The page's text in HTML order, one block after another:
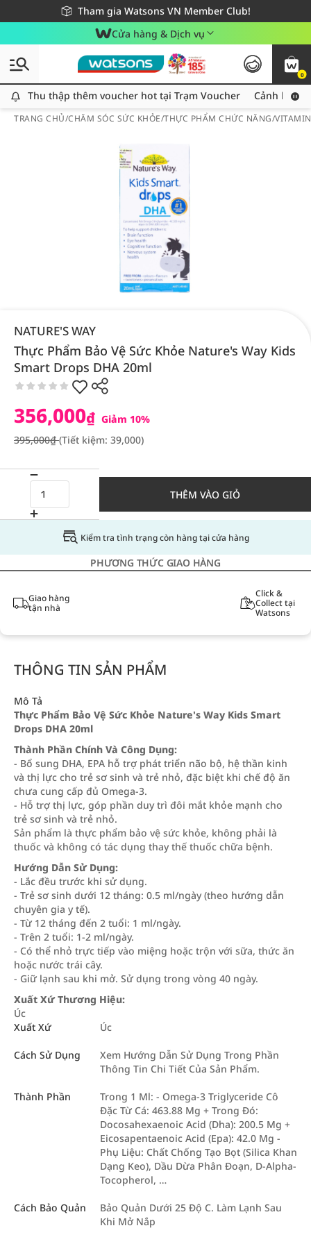
Tham gia Watsons VN Member Club!
Miễn phí giao hàng cho đơn hàng từ 249,000Đ
Giao hàng nhanh 24h - Áp dụng khu vực TP. Hồ Chí Minh
Cửa hàng & Dịch vụ
0
Thu thập thêm voucher hot tại Trạm Voucher
Thu thập thêm voucher hot tại Trạm Voucher Cảnh báo
TRANG CHỦ/CHĂM SÓC SỨC KHỎE/THỰC PHẨM CHỨC NĂNG/
NATURE'S WAY
Thực Phẩm Bảo Vệ Sức Khỏe Nature's Way Kids
Smart Drops DHA 20ml
356,000₫ Giảm 10%
395,000₫(Tiết kiệm: 39,000)
THÊM VÀO GIỎ
Kiểm tra tình trạng còn hàng tại cửa hàng
PHƯƠNG THỨC GIAO HÀNG
Giao hàng
tận nhà
Click &
Collect tại
Watsons
THÔNG TIN SẢN PHẨM
Mô Tả
Thực Phẩm Bảo Vệ Sức Khỏe Nature's Way Kids Smart
Drops DHA 20ml
Thành Phần Chính Và Công Dụng:
- Bổ sung DHA, EPA hỗ trợ phát triển não bộ, hệ thần kinh
và thị lực cho trẻ sơ sinh và trẻ nhỏ, đặc biệt khi chế độ ăn
chưa cung cấp đủ Omega‑3.
- Hỗ trợ thị lực, góp phần duy trì đôi mắt khỏe mạnh cho
trẻ sơ sinh và trẻ nhỏ.
Sản phẩm là thực phẩm bảo vệ sức khỏe, không phải là
thuốc và không có tác dụng thay thế thuốc chữa bệnh.
Hướng Dẫn Sử Dụng:
- Lắc đều trước khi sử dụng.
- Trẻ sơ sinh dưới 12 tháng: 0.5 ml/ngày (theo hướng dẫn
chuyên gia y tế).
- Từ 12 tháng đến 2 tuổi: 1 ml/ngày.
- Trên 2 tuổi: 1-2 ml/ngày.
- Có thể nhỏ trực tiếp vào miệng hoặc trộn với sữa, thức ăn
hoặc nước trái cây.
- Giữ lạnh sau khi mở. Sử dụng trong vòng 40 ngày.
Xuất Xứ Thương Hiệu:
Úc
Xuất Xứ
Úc
Cách Sử Dụng
Xem Hướng Dẫn Sử Dụng Trong Phần
Thông Tin Chi Tiết Của Sản Phẩm.
Thành Phần
Trong 1 Ml: - Omega-3 Triglyceride Cô
Đặc Từ Cá: 463.88 Mg + Trong Đó:
Docosahexaenoic Acid (Dha): 200.5 Mg +
Eicosapentaenoic Acid (Epa): 42.0 Mg -
Phụ Liệu: Chất Chống Tạo Bọt (Silica Khan
Dạng Keo), Dầu Dừa Phân Đoạn, D-Alpha-
Tocopherol, …
Cách Bảo Quản
Bảo Quản Dưới 25 Độ C. Làm Lạnh Sau
Khi Mở Nắp